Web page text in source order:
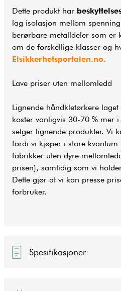
Dette produkt har
lag isolasjon mellom
berørbare metalldeler som er
om de forskellige klasser og
Elsikkerhetsportalen.no.
Lave priser uten mellomledd
Lignende håndkletørkere
koster vanligvis 30-70 % mer
selger lignende produkter. Vi
fordi vi kjøper i store
fabrikker uten dyre
prisen), samtidig som vi
Dette gjør at vi kan presse
forbruker.
Spesifikasjoner